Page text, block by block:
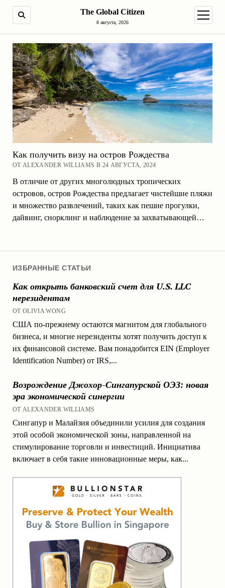
The Global Citizen
8 августа, 2026
ИЗБРАННЫЕ СТАТЬИ
Как открыть банковский счет для U.S. LLC
нерезидентам
ОТ OLIVIA WONG
США по-прежнему остаются магнитом для глобального
бизнеса, и многие нерезиденты хотят получить доступ к
их финансовой системе. Вам понадобится EIN (Employer
Identification Number) от IRS,...
Возрождение Джохор-Сингапурской ОЭЗ: новая
эра экономической синергии
ОТ ALEXANDER WILLIAMS
Сингапур и Малайзия объединили усилия для создания
этой особой экономической зоны, направленной на
стимулирование торговли и инвестиций. Инициатива
включает в себя такие инновационные меры, как...
Как получить визу на остров Рождества
ОТ ALEXANDER WILLIAMS В 24 АВГУСТА, 2024
В отличие от других многолюдных тропических
островов, остров Рождества предлагает чистейшие пляжи
и множество развлечений, таких как пешие прогулки,
дайвинг, снорклинг и наблюдение за захватывающей…